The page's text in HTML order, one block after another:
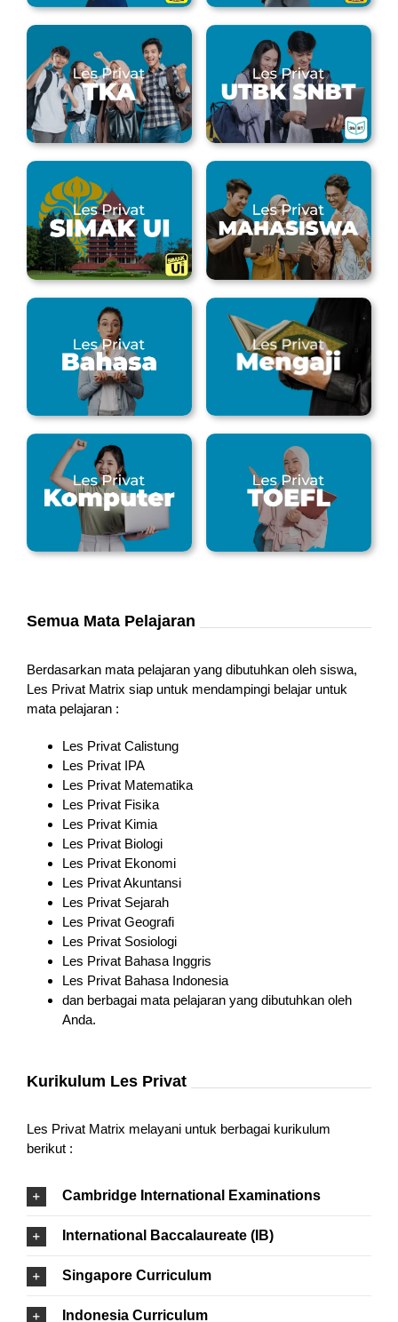
Semua Mata Pelajaran
Berdasarkan mata pelajaran yang dibutuhkan oleh siswa,
Les Privat Matrix siap untuk mendampingi belajar untuk
mata pelajaran :
Les Privat Calistung
Les Privat IPA
Les Privat Matematika
Les Privat Fisika
Les Privat Kimia
Les Privat Biologi
Les Privat Ekonomi
Les Privat Akuntansi
Les Privat Sejarah
Les Privat Geografi
Les Privat Sosiologi
Les Privat Bahasa Inggris
Les Privat Bahasa Indonesia
dan berbagai mata pelajaran yang dibutuhkan oleh
Anda.
Kurikulum Les Privat
Les Privat Matrix melayani untuk berbagai kurikulum
berikut :
Cambridge International Examinations
International Baccalaureate (IB)
Singapore Curriculum
Indonesia Curriculum